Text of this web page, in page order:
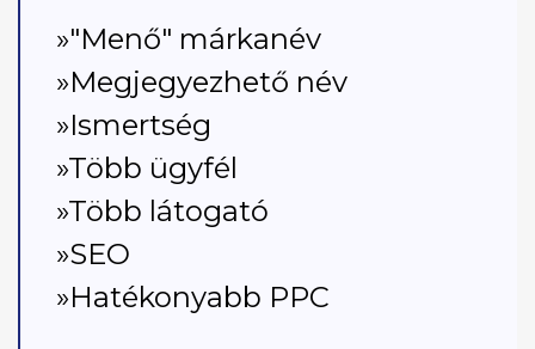
»"Menő" márkanév
»Megjegyezhető név
»Ismertség
»Több ügyfél
»Több látogató
»SEO
»Hatékonyabb PPC